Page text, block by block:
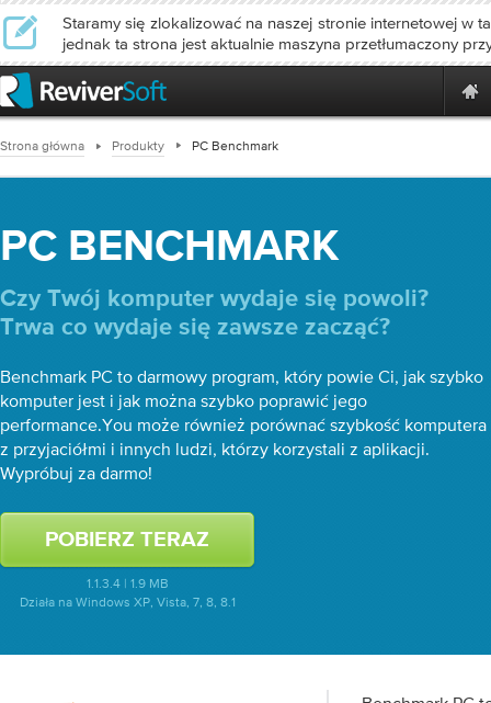
Staramy się zlokalizować na naszej stronie internetowej w
jednak ta strona jest aktualnie maszyna przetłumaczony
Strona główna Produkty PC Benchmark
PC BENCHMARK
Czy Twój komputer wydaje się powoli?
Trwa co wydaje się zawsze zacząć?
Benchmark PC to darmowy program, który powie Ci, jak szybko
komputer jest i jak można szybko poprawić jego
performance.You może również porównać szybkość komputera
z przyjaciółmi i innych ludzi, którzy korzystali z aplikacji.
Wypróbuj za darmo!
1.1.3.4 | 1.9 MB
Działa na Windows XP, Vista, 7, 8, 8.1